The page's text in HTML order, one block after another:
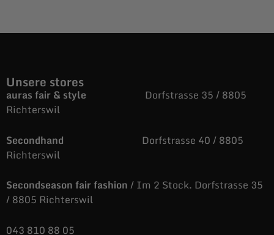
Unsere stores
auras fair & style Dorfstrasse 35 / 8805
Richterswil
Secondhand Dorfstrasse 40 / 8805
Richterswil
Secondseason fair fashion/ Im 2 Stock. Dorfstrasse 35
/ 8805 Richterswil
043 810 88 05